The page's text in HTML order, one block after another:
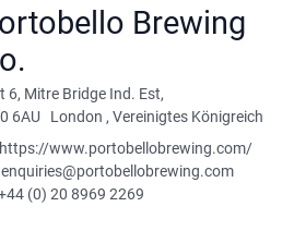
Brewing
6, Mitre Bridge Ind. Est,
6AU
London , Vereinigtes Königreich
https://www.portobellobrewing.com/
enquiries@portobellobrewing.com
(0) 20 8969 2269